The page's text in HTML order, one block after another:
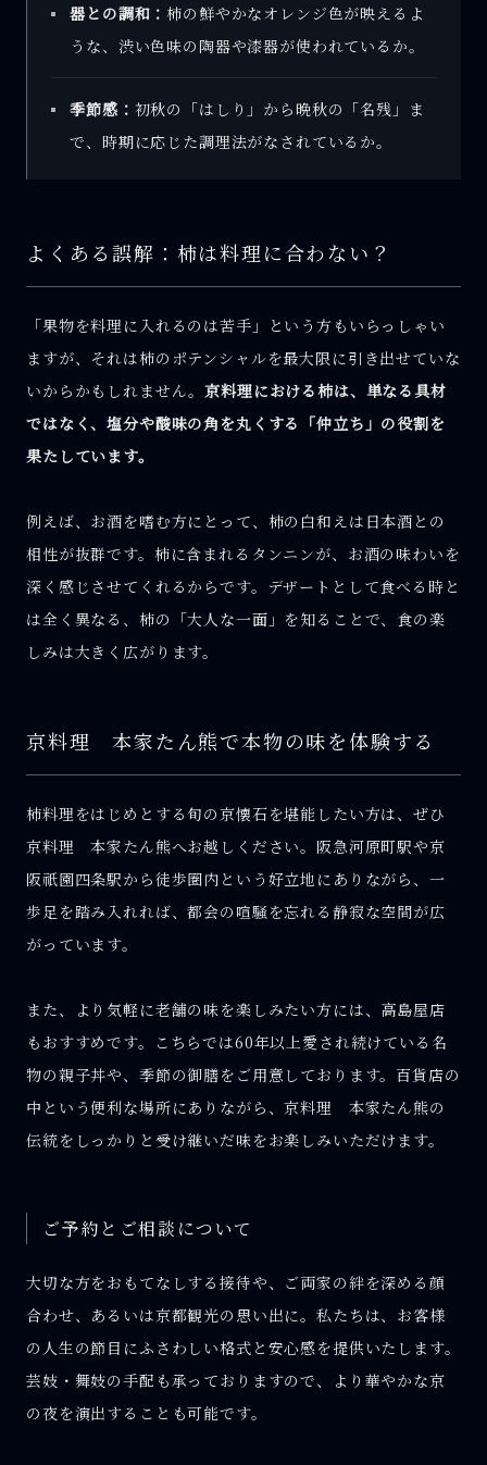
器との調和：柿の鮮やかなオレンジ色が映えるよ
うな、渋い色味の陶器や漆器が使われているか。
季節感： 初秋の「はしり」から晩秋の「名残」ま
で、時期に応じた調理法がなされているか。
よくある誤解：柿は料理に合わない？
「果物を料理に入れるのは苦手」という方もいらっしゃい
ますが、それは柿のポテンシャルを最大限に引き出せていな
いからかもしれません。京料理における柿は、単なる具材
ではなく、塩分や酸味の角を丸くする「仲立ち」の役割を
果たしています。
例えば、お酒を嗜む方にとって、柿の白和えは日本酒との
相性が抜群です。柿に含まれるタンニンが、お酒の味わいを
深く感じさせてくれるからです。デザートとして食べる時と
は全く異なる、柿の「大人な一面」を知ることで、食の楽
しみは大きく広がります。
京料理 本家たん熊で本物の味を体験する
柿料理をはじめとする旬の京懐石を堪能したい方は、ぜひ
京料理 本家たん熊へお越しください。阪急河原町駅や京
阪祇園四条駅から徒歩圏内という好立地にありながら、一
歩足を踏み入れれば、都会の喧騒を忘れる静寂な空間が広
がっています。
また、より気軽に老舗の味を楽しみたい方には、高島屋店
もおすすめです。こちらでは60年以上愛され続けている名
物の親子丼や、季節の御膳をご用意しております。百貨店の
中という便利な場所にありながら、京料理 本家たん熊の
伝統をしっかりと受け継いだ味をお楽しみいただけます。
ご予約とご相談について
大切な方をおもてなしする接待や、ご両家の絆を深める顔
合わせ、あるいは京都観光の思い出に。私たちは、お客様
の人生の節目にふさわしい格式と安心感を提供いたします。
芸妓・舞妓の手配も承っておりますので、より華やかな京
の夜を演出することも可能です。